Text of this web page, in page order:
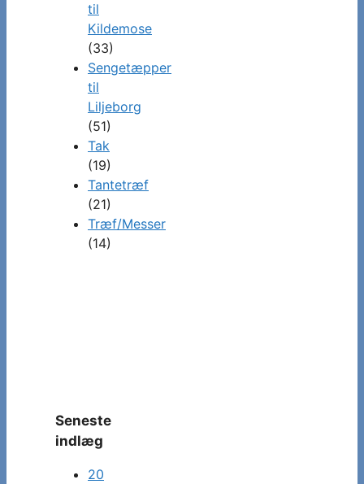
til
Kildemose
(33)
Sengetæpper
til
Liljeborg
(51)
Tak
(19)
Tantetræf
(21)
Træf/Messer
(14)
Seneste
indlæg
20